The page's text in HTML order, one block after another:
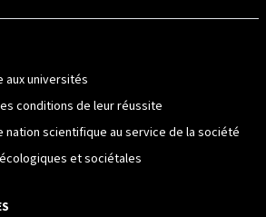
aux universités
conditions de leur réussite
nation scientifique au service de la société
et sociétales